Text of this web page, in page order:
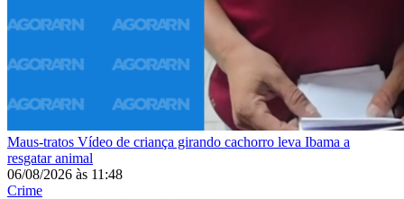
Maus-tratos Vídeo de criança girando cachorro leva Ibama a
resgatar animal
06/08/2026 às 11:48
Crime